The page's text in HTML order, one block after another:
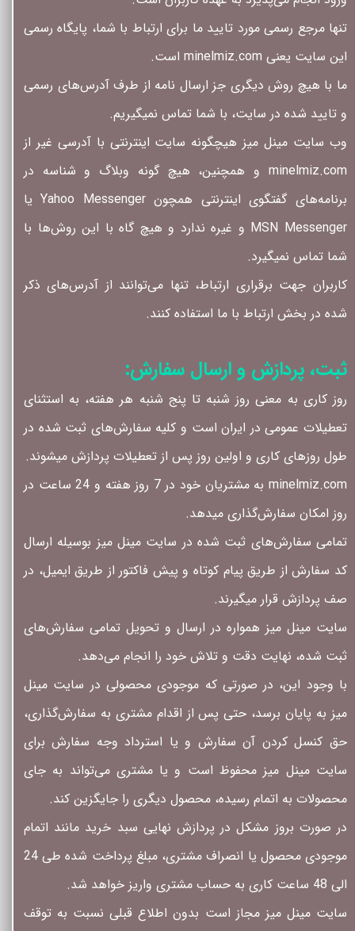
تنها مرجع رسمی مورد تایید ما برای ارتباط با شما، پایگاه رسمی
این سایت یعنی minelmiz.com است.
ما با هیچ روش دیگری جز ارسال نامه از طرف آدرس‏‌های رسمی
و تایید شده در سایت، با شما تماس نمیگیریم.
وب سایت مینل میز هیچگونه سایت اینترنتی با آدرسی غیر از
minelmiz.com و همچنین، هیچ گونه وبلاگ و شناسه در
برنامه‏‌های گفتگوی اینترنتی همچون Yahoo Messenger یا
MSN Messenger و غیره ندارد و هیچ ‏گاه با این روش‏‌ها با
شما تماس نمیگیرد.
کاربران جهت برقراری ارتباط، تنها می‏‌توانند از آدرس‌‏های ذکر
شده در بخش ارتباط با ما استفاده کنند.
ثبت، پردازش و ارسال سفارش:
روز کاری به معنی روز شنبه تا پنج شنبه هر هفته، به استثنای
تعطیلات عمومی در ایران است و کلیه سفارش‏‌های ثبت شده در
طول روزهای کاری و اولین روز پس از تعطیلات پردازش میشوند.
minelmiz.com به مشتریان خود در 7 روز هفته و 24 ساعت در
روز امکان سفارش‌‏گذاری میدهد.
تمامی سفارش‌‏های ثبت شده در سایت مینل میز بوسیله ارسال
کد سفارش از طریق پیام کوتاه و پیش فاکتور از طریق ایمیل، در
صف پردازش قرار میگیرند.
سایت مینل میز همواره در ارسال و تحویل تمامی سفارش‌‏های
ثبت شده، نهایت دقت و تلاش خود را انجام می‌دهد.
با وجود این، در صورتی که موجودی محصولی در سایت مینل
میز به پایان برسد، حتی پس از اقدام مشتری به سفارش‌‏گذاری،
حق کنسل کردن آن سفارش و یا استرداد وجه سفارش برای
سایت مینل میز محفوظ است و یا مشتری می‏‌تواند به جای
محصولات به اتمام رسیده، محصول دیگری را جایگزین کند.
در صورت بروز مشکل در پردازش نهایی سبد خرید مانند اتمام
موجودی محصول یا انصراف مشتری، مبلغ پرداخت شده طی 24
الی 48 ساعت کاری به حساب مشتری واریز خواهد شد.
سایت مینل میز مجاز است بدون اطلاع قبلی نسبت به توقف